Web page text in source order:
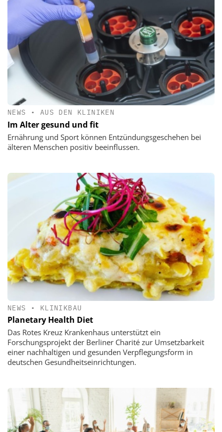
NEWS • AUS DEN KLINIKEN
Im Alter gesund und fit
Ernährung und Sport können Entzündungsgeschehen bei
älteren Menschen positiv beeinflussen.
NEWS • KLINIKBAU
Planetary Health Diet
Das Rotes Kreuz Krankenhaus unterstützt ein
Forschungsprojekt der Berliner Charité zur Umsetzbarkeit
einer nachhaltigen und gesunden Verpflegungsform in
deutschen Gesundheitseinrichtungen.